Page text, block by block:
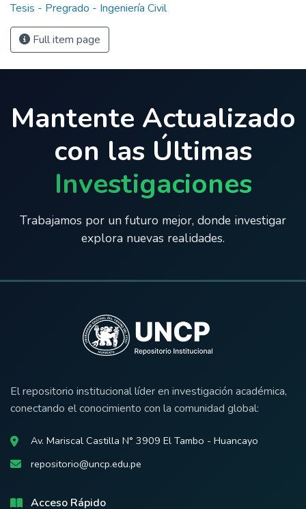
Tesis - Pregrado - Ingeniería Civil
Full item page
Mantente Actualizado
con las Últimas
Investigaciones
Trabajamos por un futuro mejor, donde investigar
explora nuevas realidades.
El repositorio institucional líder en investigación académica,
conectando el conocimiento con la comunidad global:
Av. Mariscal Castilla N° 3909 El Tambo - Huancayo
repositorio@uncp.edu.pe
Acceso Rápido